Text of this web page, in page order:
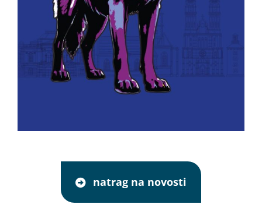
natrag na novosti